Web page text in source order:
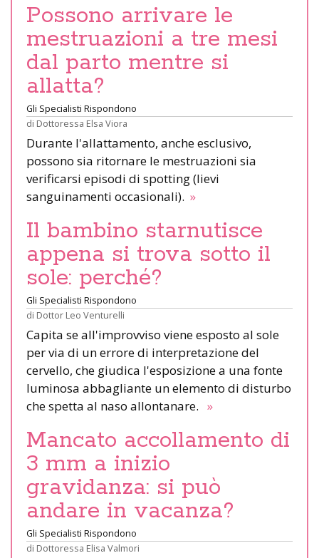
Possono arrivare le
mestruazioni a tre mesi
dal parto mentre si
allatta?
Gli Specialisti Rispondono
di Dottoressa Elsa Viora
Durante l'allattamento, anche esclusivo,
possono sia ritornare le mestruazioni sia
verificarsi episodi di spotting (lievi
sanguinamenti occasionali). »
Il bambino starnutisce
appena si trova sotto il
sole: perché?
Gli Specialisti Rispondono
di Dottor Leo Venturelli
Capita se all'improvviso viene esposto al sole
per via di un errore di interpretazione del
cervello, che giudica l'esposizione a una fonte
luminosa abbagliante un elemento di disturbo
che spetta al naso allontanare. »
Mancato accollamento di
3 mm a inizio
gravidanza: si può
andare in vacanza?
Gli Specialisti Rispondono
di Dottoressa Elisa Valmori